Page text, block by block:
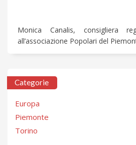
Monica Canalis, consigliera
all’associazione Popolari del
Categorie
Europa
Piemonte
Torino